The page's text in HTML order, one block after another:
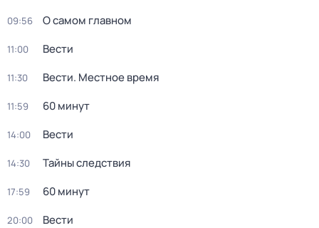
09:56 О самом главном
11:00 Вести
11:30 Вести. Местное время
11:59 60 минут
14:00 Вести
14:30 Тайны следствия
17:59 60 минут
20:00 Вести